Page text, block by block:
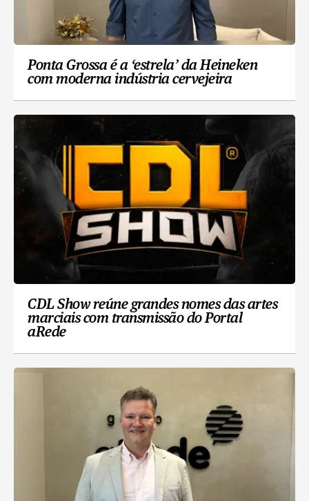
Ponta Grossa é a ‘estrela’ da Heineken
com moderna indústria cervejeira
CDL Show reúne grandes nomes das artes
marciais com transmissão do Portal
aRede